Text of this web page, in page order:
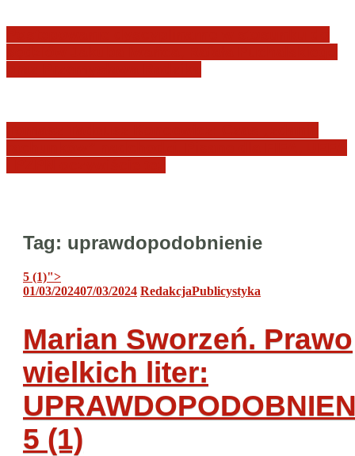
Tag: uprawdopodobnienie
5 (1)">
01/03/202407/03/2024 RedakcjaPublicystyka
Marian Sworzeń. Prawo
wielkich liter:
5 (1)